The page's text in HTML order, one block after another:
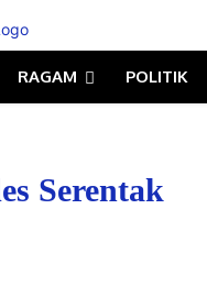
RAGAM POLITIK
Serentak